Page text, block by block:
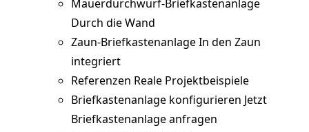
Mauerdurchwurf-Briefkastenanlage
Durch die Wand
Zaun-BriefkastenanlageIn den Zaun
integriert
Referenzen Reale Projektbeispiele
Briefkastenanlage konfigurieren Jetzt
Briefkastenanlage anfragen